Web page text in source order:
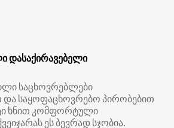
დასაქირავებელი
საცხოვრებლები
და საყოფაცხოვრებო პირობებით
ხნით კომფორტული
ეს ბევრად სჯობია.